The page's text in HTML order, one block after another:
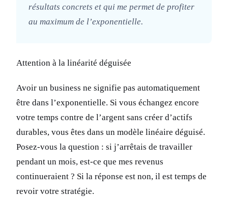
résultats concrets et qui me permet de profiter
au maximum de l’exponentielle.
Attention à la linéarité déguisée
Avoir un business ne signifie pas automatiquement
être dans l’exponentielle. Si vous échangez encore
votre temps contre de l’argent sans créer d’actifs
durables, vous êtes dans un modèle linéaire déguisé.
Posez-vous la question : si j’arrêtais de travailler
pendant un mois, est-ce que mes revenus
continueraient ? Si la réponse est non, il est temps de
revoir votre stratégie.